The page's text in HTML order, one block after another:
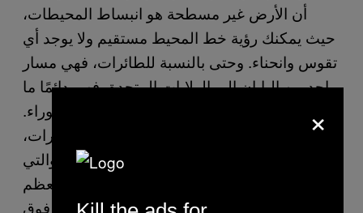
أن الأرض غير مسطحة هو انبساط المحيطات،
حيث يمكنك رؤية خط المحيط مستقيم ولا يوجد أي
تقوس وانحناء. وحتى بالنسبة للطائرات، فهي مسار
واحد من اليابان إلى الولايات المتحدة، فهي دائمًا ما
تذهب من جهة القارة الإفريقية وليس من الوراء.
على الرغم من وجود استثناءات لبعض الطائرات،
والتي نسميها في مجتمعنا بالرحلات الوهمية والتي
تبتكر لعدم إثارة الشك عند الناس، فإن معظم
شركات الطيران التجارية لا تطير مباشرة فوق
×